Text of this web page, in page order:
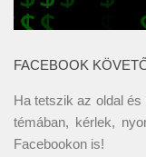
FACEBOOK
Ha tetszik az oldal
témában, kérlek,
Facebookon is!